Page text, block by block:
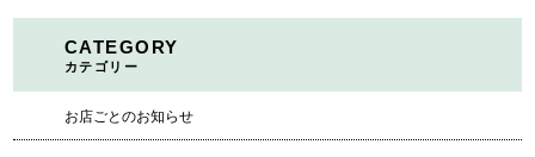
CATEGORY
カテゴリー
お店ごとのお知らせ